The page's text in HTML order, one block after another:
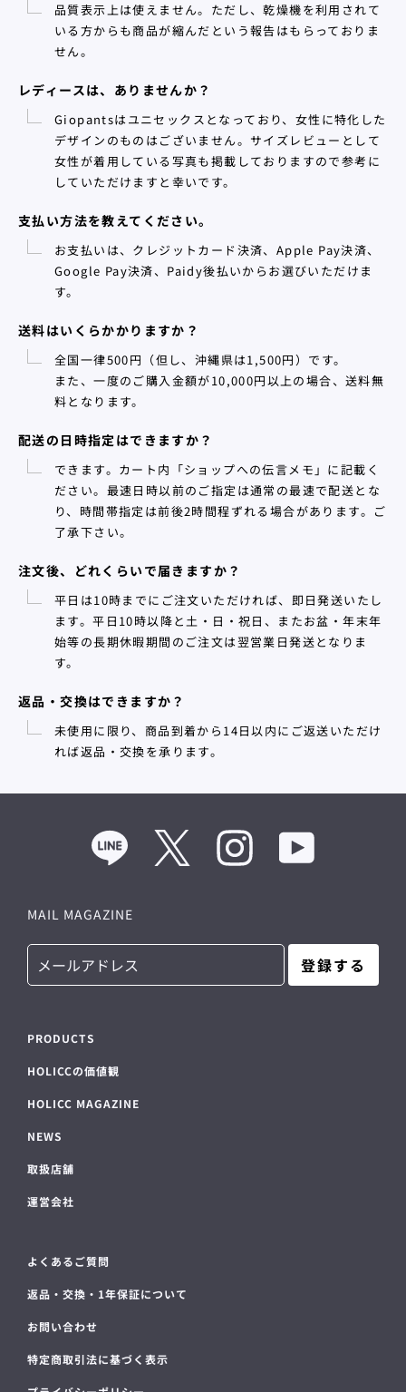
品質表示上は使えません。ただし、乾燥機を利用されて
いる方からも商品が縮んだという報告はもらっておりま
せん。
レディースは、ありませんか？
Giopantsはユニセックスとなっており、女性に特化した
デザインのものはございません。サイズレビューとして
女性が着用している写真も掲載しておりますので参考に
していただけますと幸いです。
支払い方法を教えてください。
お支払いは、クレジットカード決済、Apple Pay決済、
Google Pay決済、Paidy後払いからお選びいただけま
す。
送料はいくらかかりますか？
全国一律500円（但し、沖縄県は1,500円）です。
また、一度のご購入金額が10,000円以上の場合、送料無
料となります。
配送の日時指定はできますか？
できます。カート内「ショップへの伝言メモ」に記載く
ださい。最速日時以前のご指定は通常の最速で配送とな
り、時間帯指定は前後2時間程ずれる場合があります。ご
了承下さい。
注文後、どれくらいで届きますか？
平日は10時までにご注文いただければ、即日発送いたし
ます。平日10時以降と土・日・祝日、またお盆・年末年
始等の長期休暇期間のご注文は翌営業日発送となりま
す。
返品・交換はできますか？
未使用に限り、商品到着から14日以内にご返送いただけ
れば返品・交換を承ります。
Line Twitter Instagram
PRODUCTS
HOLICCの価値観
HOLICC MAGAZINE
NEWS
取扱店舗
運営会社
よくあるご質問
返品・交換・1年保証について
お問い合わせ
特定商取引法に基づく表示
MAIL MAGAZINE
登録する